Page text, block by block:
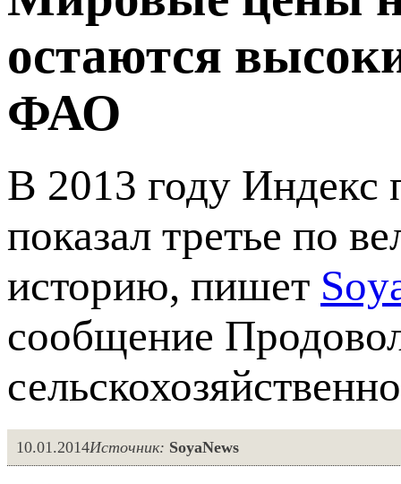
остаются
ФАО
В 2013 году
показал третье по
историю, пишет
сообщение
10.01.2014Источник: SoyaNews